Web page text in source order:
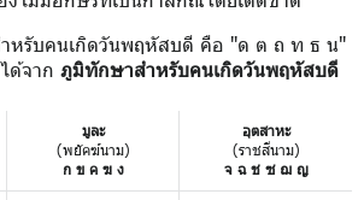
หรับคนเกิดวันพฤหัสบดี คือ "ด ต ถ ท ธ น"
ด้จาก ภูมิทักษาสำหรับคนเกิดวันพฤหัสบดี
มูละ
(พยัคฆ์นาม)
ก ข ค ฆ ง
อุตสาหะ
(ราชสีนาม)
จ ฉ ช ซ ฌ ญ